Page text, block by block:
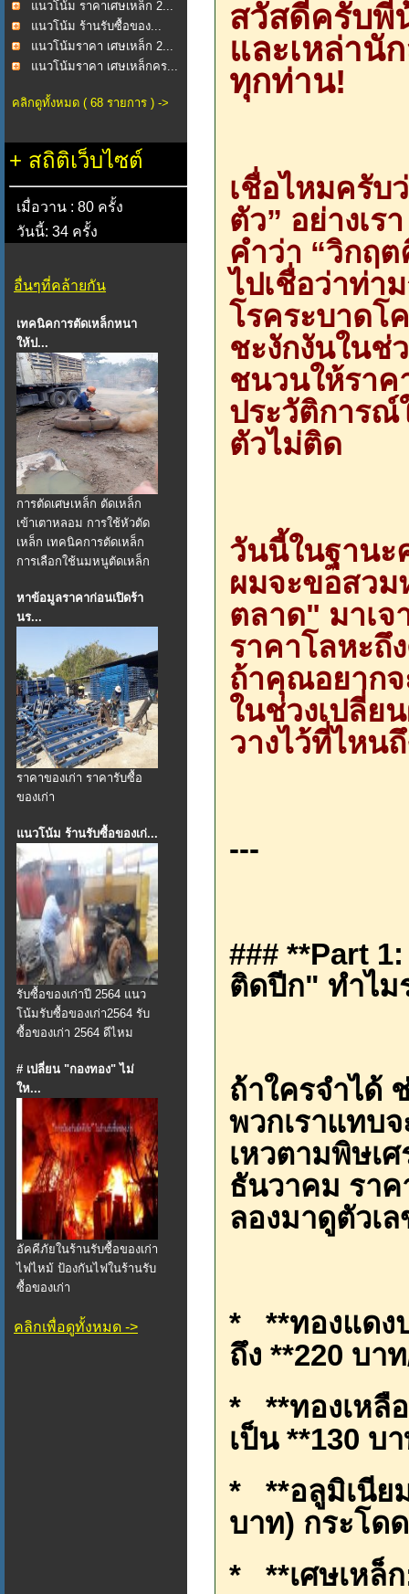
แนวโน้ม ราคาเศษเหล็ก 2...
แนวโน้ม ร้านรับซื้อของ...
แนวโน้มราคา เศษเหล็ก 2...
แนวโน้มราคา เศษเหล็กคร...
คลิกดูทั้งหมด ( 68 รายการ ) ->
+ สถิติเว็บไซต์
เมื่อวาน : 80 ครั้ง
วันนี้: 34 ครั้ง
อื่นๆที่คล้ายกัน
เทคนิคการตัดเหล็กหนา
ให้ป...
การตัดเศษเหล็ก ตัดเหล็ก
เข้าเตาหลอม การใช้หัวตัด
เหล็ก เทคนิคการตัดเหล็ก
การเลือกใช้นมหนูตัดเหล็ก
หาข้อมูลราคาก่อนเปิดร้า
นร...
ราคาของเก่า ราคารับซื้อ
ของเก่า
แนวโน้ม ร้านรับซื้อของเก่...
รับซื้อของเก่าปี 2564 แนว
โน้มรับซื้อของเก่า2564 รับ
ซื้อของเก่า 2564 ดีไหม
# เปลี่ยน "กองทอง" ไม่
ให...
อัคคีภัยในร้านรับซื้อของเก่า
ไฟไหม้ ป้องกันไฟในร้านรับ
ซื้อของเก่า
คลิกเพื่อดูทั้งหมด ->
สวัสดีครับพี่
และเหล่านั
ทุกท่าน!
เชื่อไหมครับ
ตัว” อย่างเร
คำว่า “วิกฤ
ไปเชื่อว่าท่า
โรคระบาดโ
ชะงักงันในช่
ชนวนให้ราค
ประวัติการณ์
ตัวไม่ติด
วันนี้ในฐานะ
ผมจะขอสวม
ตลาด" มาเจ
ราคาโลหะถึ
ถ้าคุณอยากจ
ในช่วงเปลี่ย
วางไว้ที่ไหน
---
### **Part
ติดปีก" ทำไม
ถ้าใครจำได้
พวกเราแทบ
เหวตามพิษเ
ธันวาคม รา
ลองมาดูตัวเ
* **ทองแดง
ถึง **220 บา
* **ทองเหลื
เป็น **130 บ
* **อลูมิเนีย
บาท) กระโด
* **เศษเหล็